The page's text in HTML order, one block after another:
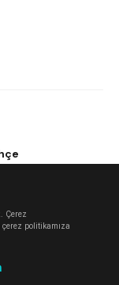
Çerez
politikamıza